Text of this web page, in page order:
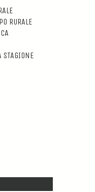
RURALE
STAGIONE